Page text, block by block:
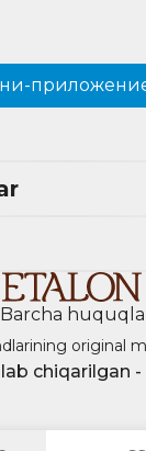
original
chiqarilgan -